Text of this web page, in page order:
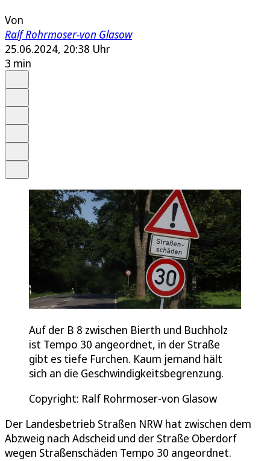
Von
Ralf Rohrmoser-von Glasow
25.06.2024, 20:38 Uhr
3 min
Auf der B 8 zwischen Bierth und Buchholz
ist Tempo 30 angeordnet, in der Straße
gibt es tiefe Furchen. Kaum jemand hält
sich an die Geschwindigkeitsbegrenzung.
Copyright: Ralf Rohrmoser-von Glasow
Der Landesbetrieb Straßen NRW hat zwischen dem
Abzweig nach Adscheid und der Straße Oberdorf
wegen Straßenschäden Tempo 30 angeordnet.